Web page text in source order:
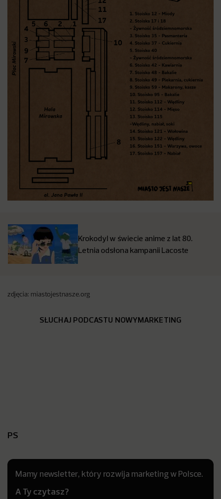
Krokodyl w świecie anime z lat 80.
Letnia odsłona kampanii Lacoste
zdjęcia: miastojestnasze.org
SŁUCHAJ PODCASTU NOWYMARKETING
PS
Mamy newsletter, który rozwija marketing w Polsce.
A Ty czytasz?